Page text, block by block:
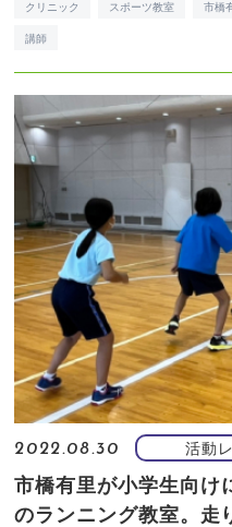
クリニック スポーツ教室 市橋
講師
2022.08.30 活動
市橋有里が小学生向け
のランニング教室。走